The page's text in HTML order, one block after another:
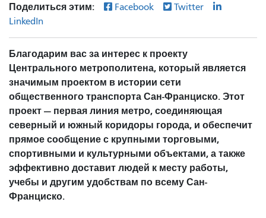
Поделиться этим: Facebook
Twitter
LinkedIn
Благодарим вас за интерес к проекту
Центрального метрополитена, который является
значимым проектом в истории сети
общественного транспорта Сан-Франциско. Этот
проект — первая линия метро, ​​соединяющая
северный и южный коридоры города, и обеспечит
прямое сообщение с крупными торговыми,
спортивными и культурными объектами, а также
эффективно доставит людей к месту работы,
учебы и другим удобствам по всему Сан-
Франциско.